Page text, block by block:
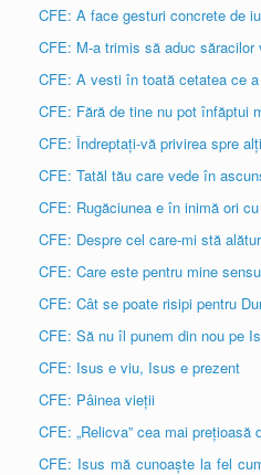
CFE: A face gesturi concrete de
CFE: M-a trimis să aduc săracilor
CFE: A vesti în toată cetatea ce
CFE: Fără de tine nu pot înfăptui
CFE: Îndreptați-vă privirea spre
CFE: Tatăl tău care vede în
CFE: Rugăciunea e în inimă ori
CFE: Despre cel care-mi stă
CFE: Care este pentru mine
CFE: Cât se poate risipi pentru
CFE: Să nu îl punem din nou pe
CFE: Isus e viu, Isus e prezent
CFE: Pâinea vieții
CFE: „Relicva” cea mai prețioasă
CFE: Isus mă cunoaște la fel